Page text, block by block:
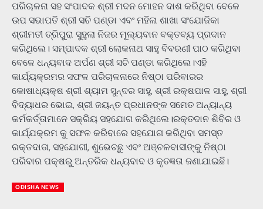
ପରିଚାଳନା ସହ ସଂପାଦକ ଶ୍ରୀ ମଦନ ମୋହନ ଦାଶ କରିଥିବା ବେଳେ
ଉପ ସଭାପତି ଶ୍ରୀ ସଚି ପଣ୍ଡା ଏବଂ ମହିଳା ଶାଖା ସଂଯୋଜିକା
ଶ୍ରୀମତୀ ତ୍ରିପୁରା ସୁହୁଲା ନିଜର ମୂଲ୍ୟବାନ ବକ୍ତବ୍ୟ ପ୍ରଦାନ
କରିଥିଲେ। ସମ୍ପାଦକ ଶ୍ରୀ ଲୋକନାଥ ସାହୁ ବିବରଣୀ ପାଠ କରିଥିବା
ବେଳେ ଧନ୍ୟବାଦ ଅର୍ପଣ ଶ୍ରୀ ସଚି ପଣ୍ଡା କରିଥିଲେ।ଏହି
କାର୍ଯ୍ୟକ୍ରମର ସଫଳ ପରିଚାଳନାରେ ନିଷ୍ଠା ପରିବାରର
କୋଷାଧ୍ୟକ୍ଷ ଶ୍ରୀ ଶ୍ୟାମ ସୁନ୍ଦର ସାହୁ, ଶ୍ରୀ ରକ୍ଷପାଳ ସାହୁ, ଶ୍ରୀ
ବିଦ୍ୟାଧର ଭୋଇ, ଶ୍ରୀ ଜୟନ୍ତ ପ୍ରଧାନଙ୍କ ସମେତ ଅନ୍ୟାନ୍ୟ
କର୍ମକର୍ତ୍ତାମାନେ ସକ୍ରିୟ ସହଯୋଗ କରିଥିଲେ।ରକ୍ତଦାନ ଶିବିର ଓ
କାର୍ଯ୍ଯକ୍ରମ କୁ ସଫଳ କରିବାରେ ସହଯୋଗ କରିଥିବା ସମସ୍ତ
ରକ୍ତଦାତା, ସହଯୋଗୀ, ଶୁଭେଚ୍ଛୁ ଏବଂ ଅଞ୍ଚଳବାସୀଙ୍କୁ ନିଷ୍ଠା
ପରିବାର ପକ୍ଷରୁ ଅନ୍ତରିକ ଧନ୍ୟବାଦ ଓ କୃତଜ୍ଞତା ଜଣାଯାଇଛି।
ODISHA NEWS